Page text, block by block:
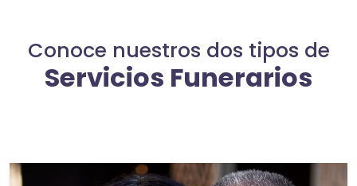
Conoce nuestros dos tipos de
Servicios Funerarios